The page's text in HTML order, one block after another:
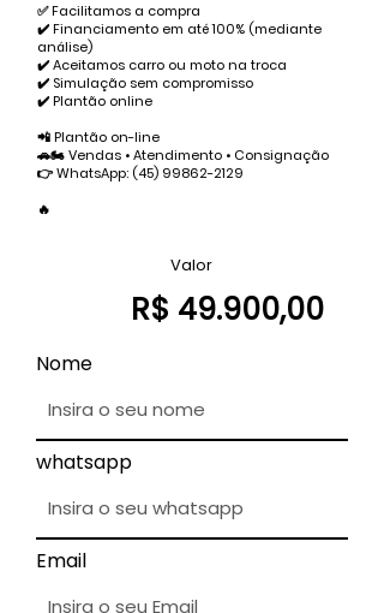
✅ Facilitamos a compra
✔️ Financiamento em até 100% (mediante
análise)
✔️ Aceitamos carro ou moto na troca
✔️ Simulação sem compromisso
✔️ Plantão online
📲 Plantão on-line
🚗🏍️ Vendas • Atendimento • Consignação
👉 WhatsApp: (45) 99862-2129
🔥
Valor
R$ 49.900,00
Nome
whatsapp
Email